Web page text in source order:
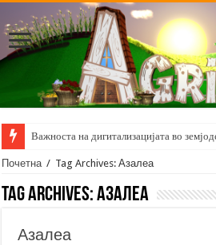
Важноста на дигитализацијата во
Почетна / Tag Archives: Азалеа
Tag Archives:Азалеа
Азалеа